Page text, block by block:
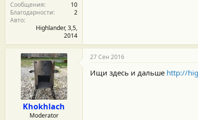
Сообщения
10
Благодарности
2
Авто
Highlander, 3,5,
2014
Khokhlach
Moderator
27 Сен 2016
Ищи здесь и дальше http://